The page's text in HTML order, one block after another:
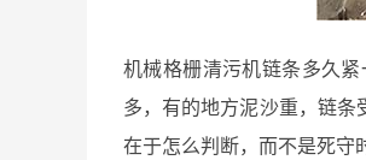
机械格栅清污机链条多久
多，有的地方泥沙重，链
在于怎么判断，而不是死守